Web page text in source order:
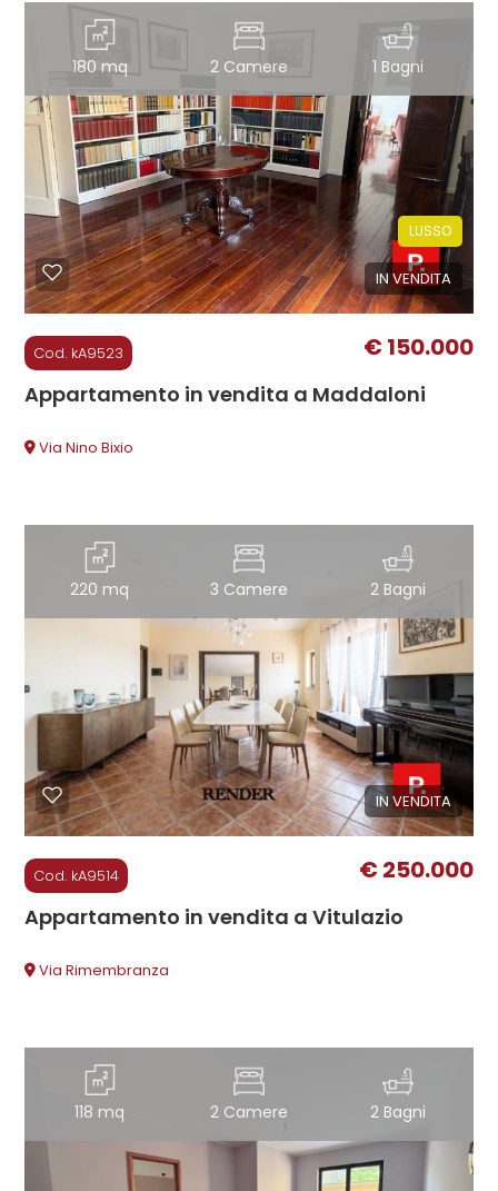
180 mq 2 Camere 1 Bagni
IN VENDITA
LUSSO
Cod. kA9523 € 150.000
Appartamento in vendita a Maddaloni
Via Nino Bixio
220 mq 3 Camere 2 Bagni
IN VENDITA
Cod. kA9514 € 250.000
Appartamento in vendita a Vitulazio
Via Rimembranza
118 mq 2 Camere 2 Bagni